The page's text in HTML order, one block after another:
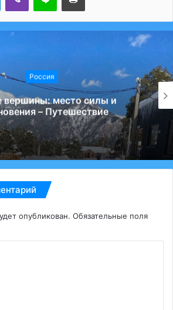
Россия
вершины: место силы и
– Путешествие
опубликован. Обязательные поля